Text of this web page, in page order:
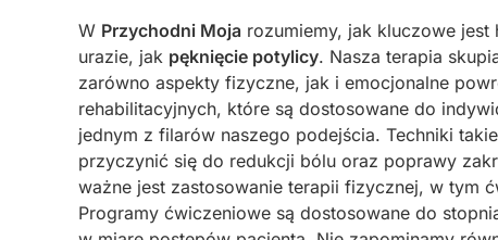
W Przychodni Moja rozumiemy, jak kluczowe
urazie, jak pęknięcie potylicy. Nasza terapia
zarówno aspekty fizyczne, jak i emocjonalne
rehabilitacyjnych, które są dostosowane do
jednym z filarów naszego podejścia. Techniki
przyczynić się do redukcji bólu oraz poprawy
ważne jest zastosowanie terapii fizycznej, w tym
Programy ćwiczeniowe są dostosowane do